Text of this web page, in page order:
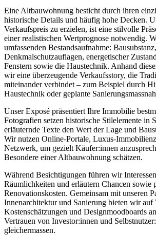
Eine Altbauwohnung besticht durch ihren
historische Details und häufig hohe Decken.
Verkaufspreis zu erzielen, ist eine stilvolle
einer realistischen Wertprognose notwendig.
umfassenden Bestandsaufnahme: Bausubstanz,
Denkmalschutzauflagen, energetischer
Fenstern sowie die Haustechnik. Anhand
wir eine überzeugende Verkaufsstory, die
miteinander verbindet – zum Beispiel durch
Haustechnik oder geplante
Unser Exposé präsentiert Ihre Immobilie
Fotografien setzen historische Stilelemente in
erläuternde Texte den Wert der Lage und
Wir nutzen Online-Portale, Luxus-
Netzwerk, um gezielt Käufer:innen
Besondere einer Altbauwohnung schätzen.
Während Besichtigungen führen wir
Räumlichkeiten und erläutern Chancen sowie
Renovationskosten. Gemeinsam mit unseren
Innenarchitektur und Sanierung bieten wir auf
Kostenschätzungen und Designmoodboards
Vertrauen von Investor:innen und
gleichermassen.